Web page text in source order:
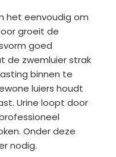
het eenvoudig om
groeit de
goed
de zwemluier strak
binnen te
luiers houdt
Urine loopt door
Onder deze
nodig.